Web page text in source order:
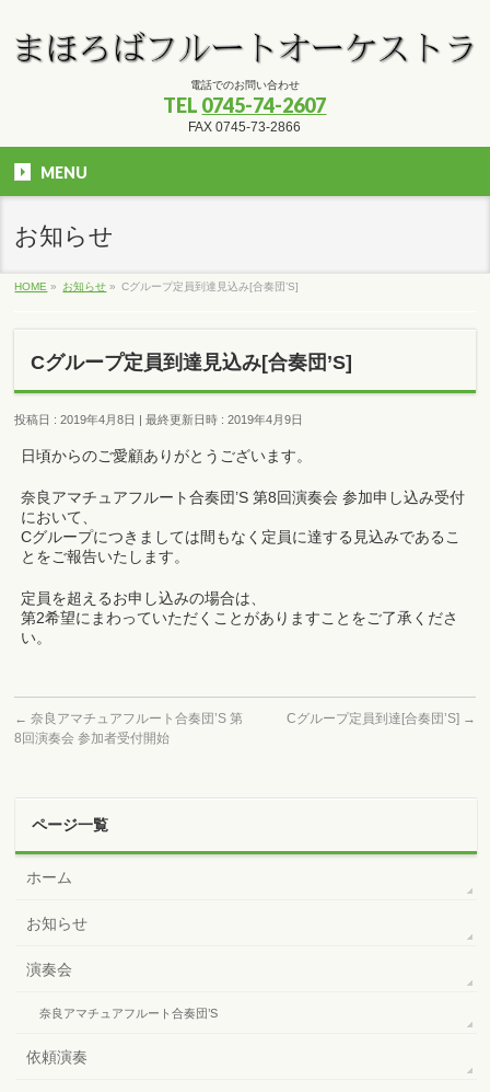
電話でのお問い合わせ
TEL 0745-74-2607
FAX 0745-73-2866
MENU
お知らせ
HOME » お知らせ » Cグループ定員到達見込み[合奏団’S]
Cグループ定員到達見込み[合奏団’S]
投稿日 : 2019年4月8日 最終更新日時 : 2019年4月9日
日頃からのご愛顧ありがとうございます。
奈良アマチュアフルート合奏団’S 第8回演奏会 参加申し込み受付
において、
Cグループにつきましては間もなく定員に達する見込みであるこ
とをご報告いたします。
定員を超えるお申し込みの場合は、
第2希望にまわっていただくことがありますことをご了承くださ
い。
← 奈良アマチュアフルート合奏団’S 第
8回演奏会 参加者受付開始
Cグループ定員到達[合奏団’S] →
ページ一覧
ホーム
お知らせ
演奏会
奈良アマチュアフルート合奏団’S
依頼演奏